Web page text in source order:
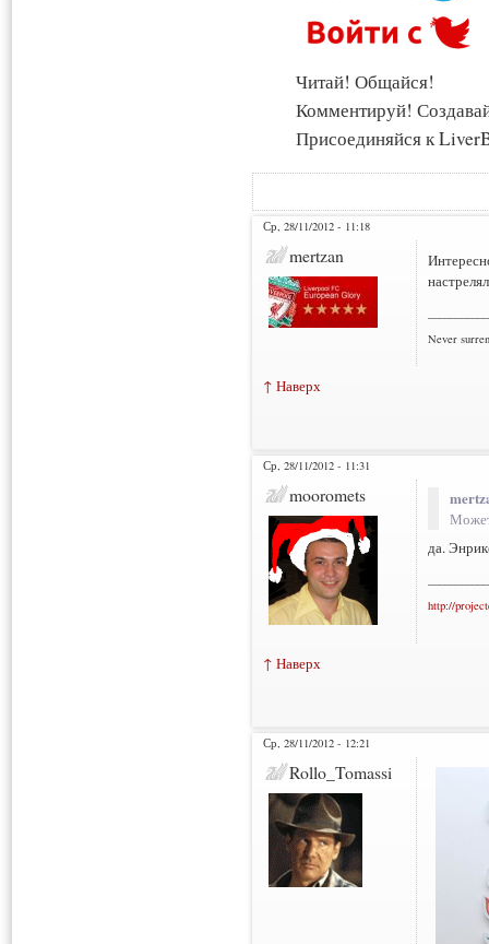
Читай! Общайся!
Комментируй!
Присоединяйся к
Ср, 28/11/2012 - 11:18
mertzan
Never
↑ Наверх
Ср, 28/11/2012 - 11:31
mooromets
да.
http://
↑ Наверх
Ср, 28/11/2012 - 12:21
Rollo_Tomassi